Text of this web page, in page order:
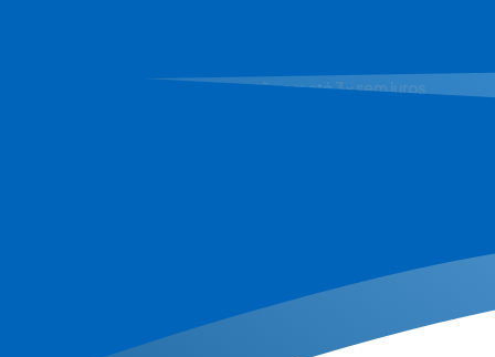
Parcelamento no cartão em até3x sem juros